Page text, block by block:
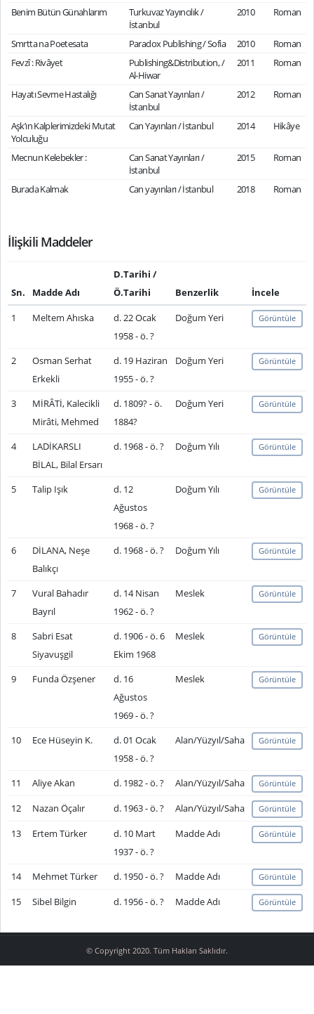
Benim Bütün Günahlarım
Turkuvaz Yayıncılık /
İstanbul
2010 Roman
Smrtta na Poetesata Paradox Publishing / Sofia 2010
Roman
Fevzî : Rivâyet
Publishing&Distribution, /
Al-Hiwar
2011 Roman
Hayatı Sevme Hastalığı
Can Sanat Yayınları /
İstanbul
2012 Roman
Aşk’ın Kalplerimizdeki Mutat
Yolculuğu
Can Yayınları / İstanbul 2014 Hikâye
Mecnun Kelebekler :
Can Sanat Yayınları /
İstanbul
2015 Roman
Burada Kalmak Can yayınları / İstanbul 2018 Roman
İlişkili Maddeler
Sn. Madde Adı
D.Tarihi /
Ö.Tarihi
Benzerlik
İncele
1
Meltem Ahıska
d. 22 Ocak
1958 - ö. ?
Doğum Yeri Görüntüle
2
Osman Serhat
Erkekli
d. 19 Haziran
1955 - ö. ?
Doğum Yeri Görüntüle
3
MİRÂTİ, Kalecikli
Mirâti, Mehmed
d. 1809? - ö.
1884?
Doğum Yeri Görüntüle
4
LADİKARSLI
BİLAL, Bilal Ersarı
d. 1968 - ö. ? Doğum Yılı Görüntüle
5 Talip Işık
d. 12
Ağustos
1968 - ö. ?
Doğum Yılı Görüntüle
6
DİLANA, Neşe
Balıkçı
d. 1968 - ö. ? Doğum Yılı Görüntüle
7
Vural Bahadır
Bayrıl
d. 14 Nisan
1962 - ö. ?
Meslek Görüntüle
8
Sabri Esat
Siyavuşgil
d. 1906 - ö. 6
Ekim 1968
Meslek Görüntüle
9 Funda Özşener
d. 16
Ağustos
1969 - ö. ?
Meslek Görüntüle
10 Ece Hüseyin K.
d. 01 Ocak
1958 - ö. ?
Alan/Yüzyıl/Saha Görüntüle
11 Aliye Akan d. 1982 - ö. ? Alan/Yüzyıl/Saha Görüntüle
12 Nazan Öçalır d. 1963 - ö. ? Alan/Yüzyıl/Saha Görüntüle
13 Ertem Türker
d. 10 Mart
1937 - ö. ?
Madde Adı Görüntüle
14 Mehmet Türker d. 1950 - ö. ? Madde Adı Görüntüle
15 Sibel Bilgin d. 1956 - ö. ? Madde Adı Görüntüle
© Copyright 2020. Tüm Hakları Saklıdır.